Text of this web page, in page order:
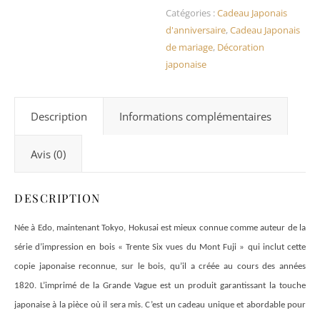
Catégories :Cadeau Japonais
d'anniversaire,Cadeau Japonais
de mariage, Décoration
japonaise
Description Informations complémentaires
Avis (0)
DESCRIPTION
Née à Edo, maintenant Tokyo, Hokusai est mieux connue comme auteur de la
série d’impression en bois « Trente Six vues du Mont Fuji » qui inclut cette
copie japonaise reconnue, sur le bois, qu’il a créée au cours des années
1820. L’imprimé de la Grande Vague est un produit garantissant la touche
japonaise à la pièce où il sera mis. C’est un cadeau unique et abordable pour